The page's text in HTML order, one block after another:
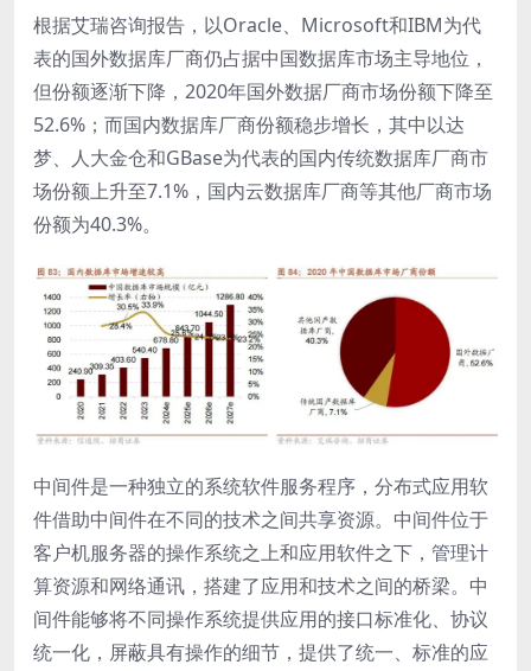
根据艾瑞咨询报告，以Oracle、Microsoft和IBM为代
表的国外数据库厂商仍占据中国数据库市场主导地位，
但份额逐渐下降，2020年国外数据厂商市场份额下降至
52.6%；而国内数据库厂商份额稳步增长，其中以达
梦、人大金仓和GBase为代表的国内传统数据库厂商市
场份额上升至7.1%，国内云数据库厂商等其他厂商市场
份额为40.3%。
中间件是一种独立的系统软件服务程序，分布式应用软
件借助中间件在不同的技术之间共享资源。中间件位于
客户机服务器的操作系统之上和应用软件之下，管理计
算资源和网络通讯，搭建了应用和技术之间的桥梁。中
间件能够将不同操作系统提供应用的接口标准化、协议
统一化，屏蔽具有操作的细节，提供了统一、标准的应